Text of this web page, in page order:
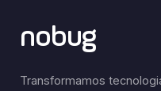
nobug
Transformamos